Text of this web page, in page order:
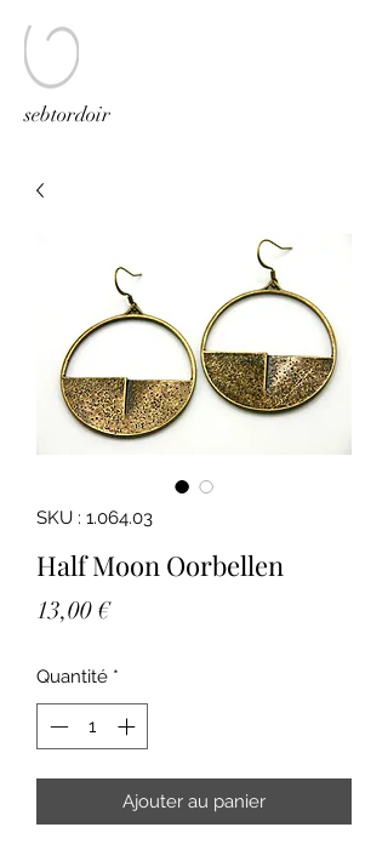
sebtordoir
SKU : 1.064.03
Half Moon Oorbellen
13,00 €Prix
Quantité *
Ajouter au panier